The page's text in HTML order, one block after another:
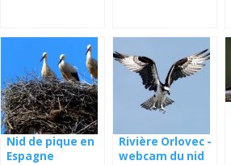
Nid de pique en
Espagne
Rivière Orlovec -
webcam du nid